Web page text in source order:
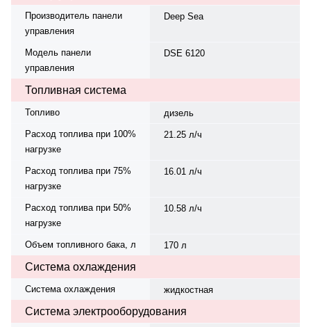
Производитель панели
управления
Deep Sea
Модель панели
управления
DSE 6120
Топливная система
Топливо
дизель
Расход топлива при 100%
нагрузке
21.25 л/ч
Расход топлива при 75%
нагрузке
16.01 л/ч
Расход топлива при 50%
нагрузке
10.58 л/ч
Объем топливного бака, л 170 л
Система охлаждения
Система охлаждения жидкостная
Система электрооборудования